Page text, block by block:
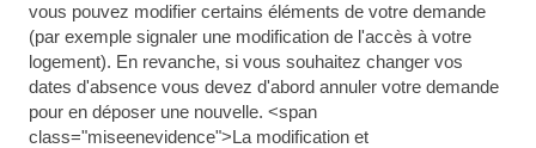
vous pouvez modifier certains éléments de votre demande
(par exemple signaler une modification de l'accès à votre
logement). En revanche, si vous souhaitez changer vos
dates d'absence vous devez d'abord annuler votre demande
pour en déposer une nouvelle. <span
class="miseenevidence">La modification et